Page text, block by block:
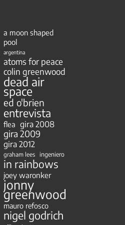
a moon shaped
pool
argentina
atoms for peace
colin greenwood
dead air
space
ed o'brien
entrevista
flea gira 2008
gira 2009
gira 2012
graham lees ingeniero
in rainbows
joey waronker
jonny
greenwood
mauro refosco
nigel godrich